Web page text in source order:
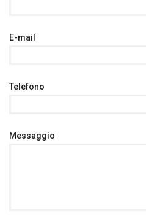
E-mail
Telefono
Messaggio